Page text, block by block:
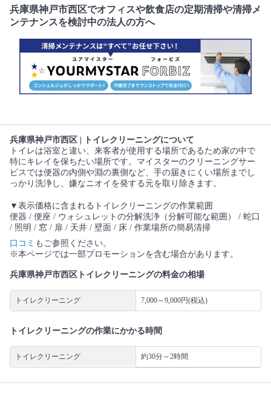
兵庫県神戸市西区でオフィスや飲食店の定期清掃や清掃メ
ンテナンスを検討中の法人の方へ
兵庫県神戸市西区 | トイレクリーニングについて
トイレは浴室と違い、来客者が使用する場所であるため家の中で
特にキレイを保ちたい場所です。マイスターのクリーニングサー
ビスでは便器の内側や淵の裏側など、手の届きにくい場所までし
っかり洗浄し、嫌なニオイを発する元を取り除きます。
▼表示価格に含まれるトイレクリーニングの作業範囲
便器 / 便座 / ウォシュレットの分解洗浄（分解可能な範囲） / 蛇口
/ 照明 / 窓 / 扉 / 天井 / 壁面 / 床 / 作業場所の簡易清掃
口コミ もご参照ください。
※本ページでは一部プロモーションを含む場合があります。
兵庫県神戸市西区トイレクリーニングの料金の相場
トイレクリーニング 7,000～9,000円(税込)
トイレクリーニングの作業にかかる時間
トイレクリーニング 約30分～2時間